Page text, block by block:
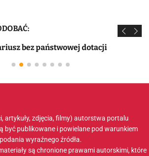
bez państwowej dotacji
artykuły, zdjęcia, filmy) autorstwa portalu
być publikowane i powielane pod warunkiem
podania wyraźnego źródła.
są chronione prawami autorskimi, które